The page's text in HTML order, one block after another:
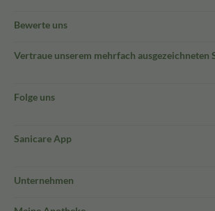
Bewerte uns
Vertraue unserem mehrfach ausgezeichneten
Folge uns
Sanicare App
Unternehmen